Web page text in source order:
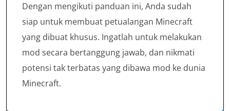
Dengan mengikuti panduan ini, Anda sudah
siap untuk membuat petualangan Minecraft
yang dibuat khusus. Ingatlah untuk melakukan
mod secara bertanggung jawab, dan nikmati
potensi tak terbatas yang dibawa mod ke dunia
Minecraft.